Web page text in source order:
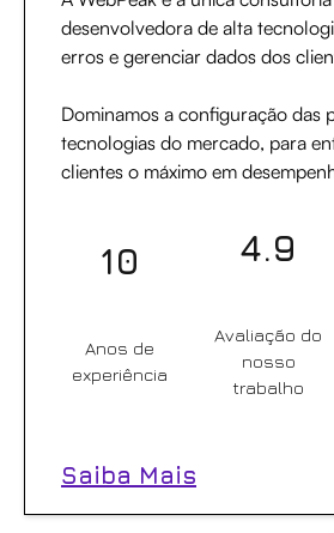
desenvolvedora de alta
erros e gerenciar dados dos
Dominamos a configuração das
tecnologias do mercado, para
clientes o máximo em
10
Anos de
experiência
4.9
Avaliação do
nosso
trabalho
Saiba Mais